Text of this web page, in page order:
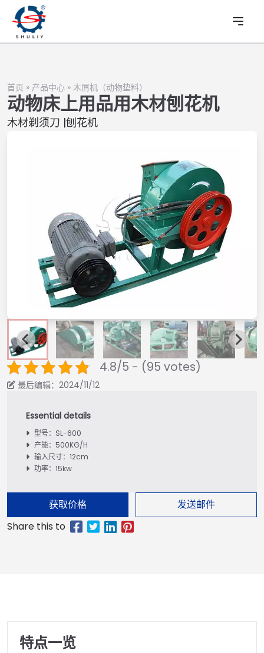
首页 » 产品中心 » 木屑机（动物垫料）
动物床上用品用木材刨花机
木材剃须刀 |刨花机
4.8/5 - (95 votes)
最后编辑：2024/11/12
型号：SL-600
产能：500KG/H
输入尺寸：12cm
功率：15kw
获取价格 发送邮件
特点一览